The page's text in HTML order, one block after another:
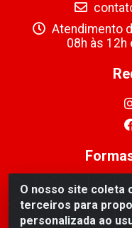
O nosso site coleta
terceiros para
personalizada ao
Atendimento
08h às 12h